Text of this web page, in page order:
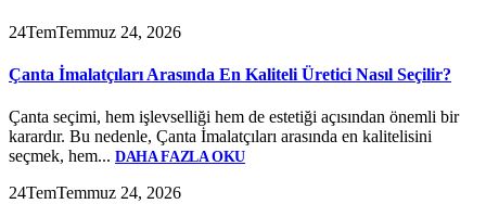
24TemTemmuz 24, 2026
Çanta İmalatçıları Arasında En Kaliteli Üretici Nasıl Seçilir?
Çanta seçimi, hem işlevselliği hem de estetiği açısından önemli bir
karardır. Bu nedenle, Çanta İmalatçıları arasında en kalitelisini
seçmek, hem... DAHA FAZLA OKU
24TemTemmuz 24, 2026